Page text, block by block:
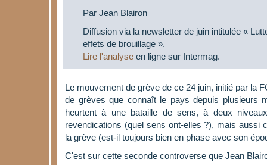
Par Jean Blairon
Diffusion via la newsletter de juin intitulée «
effets de brouillage ».
Lire l'analyse en ligne sur Intermag.
Le mouvement de grève de ce 24 juin, initié par la
de grèves que connaît le pays depuis plusieurs
heurtent à une bataille de sens, à deux
revendications (quel sens ont-elles ?), mais aussi
la grève (est-il toujours bien en phase avec son
C'est sur cette seconde controverse que Jean